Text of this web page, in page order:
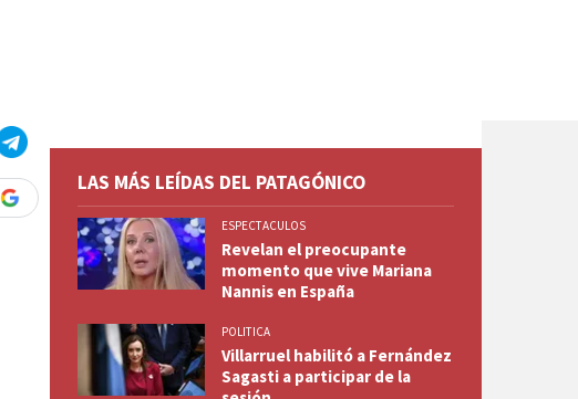
LAS MÁS LEÍDAS DEL PATAGÓNICO
ESPECTACULOS
Revelan el preocupante
momento que vive Mariana
Nannis en España
POLITICA
Villarruel habilitó a Fernández
Sagasti a participar de la